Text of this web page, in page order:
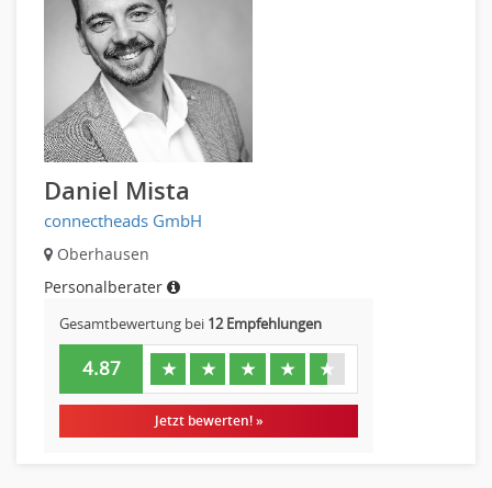
Daniel Mista
connectheads GmbH
Oberhausen
Personalberater
Gesamtbewertung bei 12 Empfehlungen
4.87 ★ ★ ★ ★ ★
Jetzt bewerten! »